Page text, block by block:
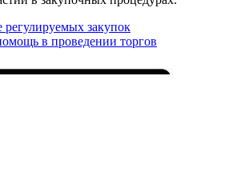
регулируемых закупок
в проведении торгов